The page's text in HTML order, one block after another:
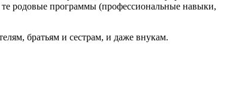
родовые программы (профессиональные навыки,
братьям и сестрам, и даже внукам.